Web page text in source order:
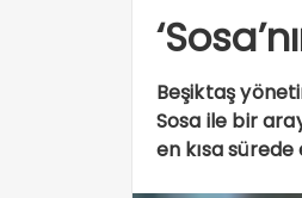
Beşiktaş
Sosa ile bir
en kısa